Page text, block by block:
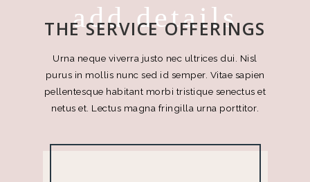
add details
THE SERVICE OFFERINGS
Urna neque viverra justo nec ultrices dui. Nisl
purus in mollis nunc sed id semper. Vitae sapien
pellentesque habitant morbi tristique senectus et
netus et. Lectus magna fringilla urna porttitor.